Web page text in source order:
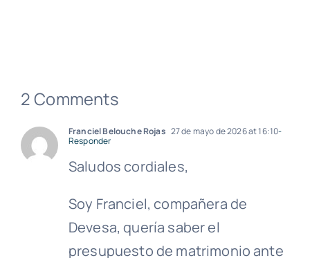
2 Comments
Franciel Belouche Rojas 27 de mayo de 2026 at 16:10-
Responder
Saludos cordiales,
Soy Franciel, compañera de
Devesa, quería saber el
presupuesto de matrimonio ante